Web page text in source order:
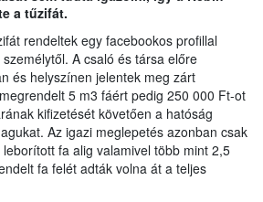
a tűzifát.
rendeltek egy facebookos profillal
A csaló és társa előre
és helyszínen jelentek meg zárt
5 m3 fáért pedig 250 000 Ft-ot
kifizetését követően a hatóság
Az igazi meglepetés azonban csak
fa alig valamivel több mint 2,5
fa felét adták volna át a teljes